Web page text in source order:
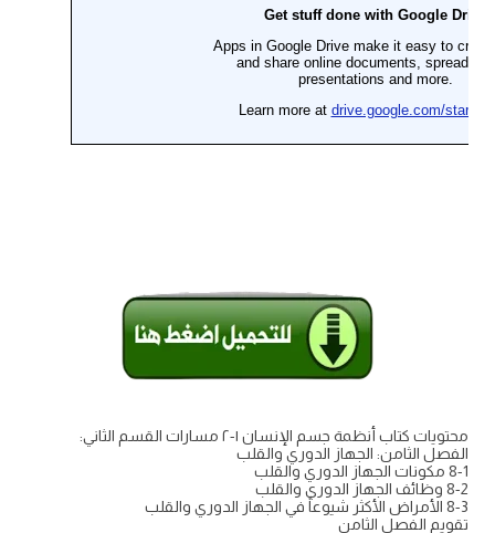
محتويات كتاب أنظمة جسم الإنسان ١-٢ مسارات القسم الثاني:
الفصل الثامن: الجهاز الدوري والقلب
8-1 مكونات الجهاز الدوري والقلب
8-2 وظائف الجهاز الدوري والقلب
8-3 الأمراض الأكثر شيوعاً في الجهاز الدوري والقلب
تقويم الفصل الثامن